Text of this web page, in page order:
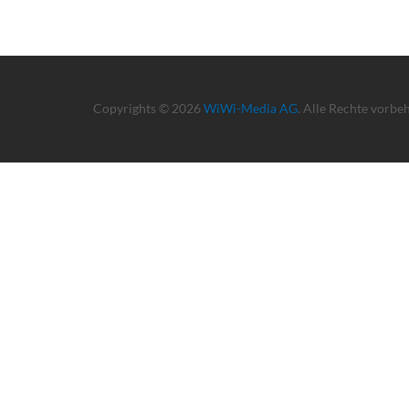
Copyrights © 2026 WiWi-Media AG. Alle Rechte